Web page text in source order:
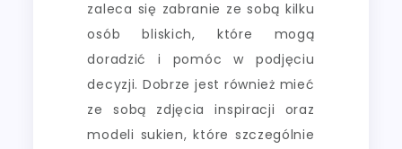
zaleca się zabranie ze sobą kilku
osób bliskich, które mogą
doradzić i pomóc w podjęciu
decyzji. Dobrze jest również mieć
ze sobą zdjęcia inspiracji oraz
modeli sukien, które szczególnie